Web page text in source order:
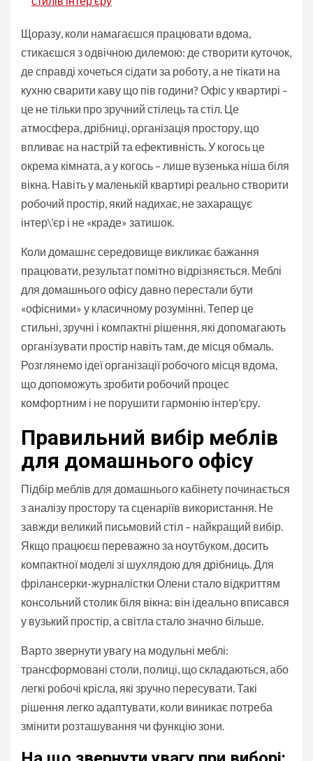
Щоразу, коли намагаєшся працювати вдома,
стикаєшся з одвічною дилемою: де створити куточок,
де справді хочеться сідати за роботу, а не тікати на
кухню сварити каву що пів години? Офіс у квартирі –
це не тільки про зручний стілець та стіл. Це
атмосфера, дрібниці, організація простору, що
впливає на настрій та ефективність. У когось це
окрема кімната, а у когось – лише вузенька ніша біля
вікна. Навіть у маленькій квартирі реально створити
робочий простір, який надихає, не захаращує
інтер\’єр і не «краде» затишок.
Коли домашнє середовище викликає бажання
працювати, результат помітно відрізняється. Меблі
для домашнього офісу давно перестали бути
«офісними» у класичному розумінні. Тепер це
стильні, зручні і компактні рішення, які допомагають
організувати простір навіть там, де місця обмаль.
Розглянемо ідеї організації робочого місця вдома,
що допоможуть зробити робочий процес
комфортним і не порушити гармонію інтер’єру.
Правильний вибір меблів
для домашнього офісу
Підбір меблів для домашнього кабінету починається
з аналізу простору та сценаріїв використання. Не
завжди великий письмовий стіл – найкращий вибір.
Якщо працюєш переважно за ноутбуком, досить
компактної моделі зі шухлядою для дрібниць. Для
фрілансерки-журналістки Олени стало відкриттям
консольний столик біля вікна: він ідеально вписався
у вузький простір, а світла стало значно більше.
Варто звернути увагу на модульні меблі:
трансформовані столи, полиці, що складаються, або
легкі робочі крісла, які зручно пересувати. Такі
рішення легко адаптувати, коли виникає потреба
змінити розташування чи функцію зони.